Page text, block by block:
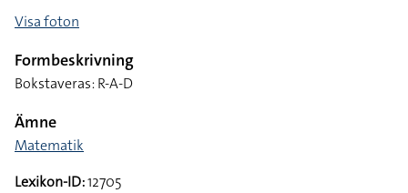
Visa foton
Formbeskrivning
Bokstaveras: R-A-D
Ämne
Matematik
Lexikon-ID:12705